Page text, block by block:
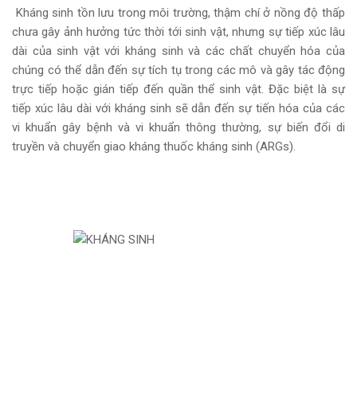
Kháng sinh tồn lưu trong môi trường, thậm chí ở nồng độ thấp
chưa gây ảnh hưởng tức thời tới sinh vật, nhưng sự tiếp xúc lâu
dài của sinh vật với kháng sinh và các chất chuyển hóa của
chúng có thể dẫn đến sự tích tụ trong các mô và gây tác động
trực tiếp hoặc gián tiếp đến quần thể sinh vật. Đặc biệt là sự
tiếp xúc lâu dài với kháng sinh sẽ dẫn đến sự tiến hóa của các
vi khuẩn gây bệnh và vi khuẩn thông thường, sự biến đổi di
truyền và chuyển giao kháng thuốc kháng sinh (ARGs).